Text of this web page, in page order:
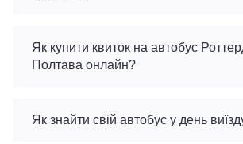
Як купити квиток на автобус
Полтава онлайн?
Як знайти свій автобус у день